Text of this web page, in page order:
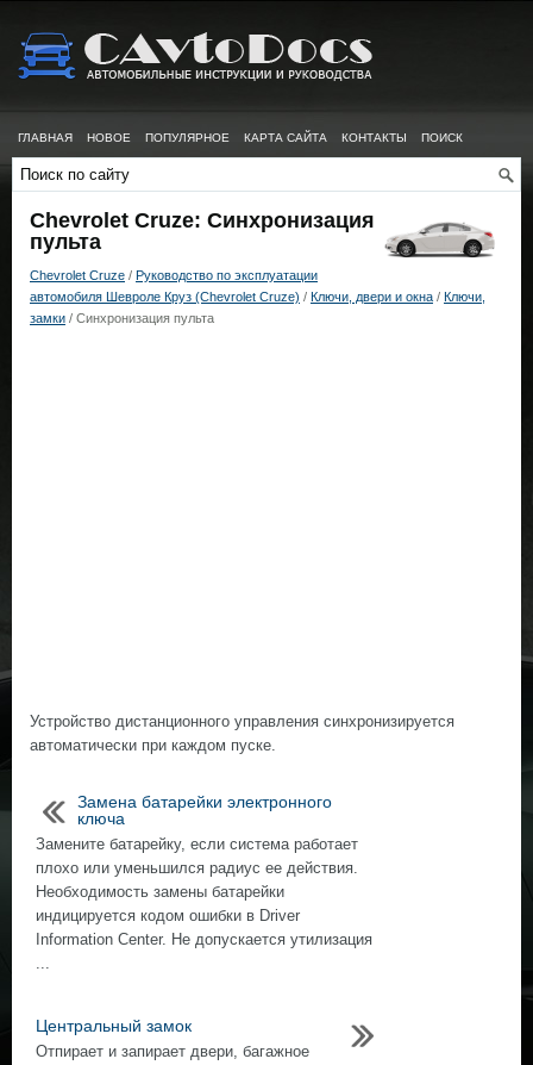
ГЛАВНАЯ НОВОЕ ПОПУЛЯРНОЕ КАРТА САЙТА КОНТАКТЫ ПОИСК
Chevrolet Cruze: Синхронизация
пульта
Chevrolet Cruze / Руководство по эксплуатации
автомобиля Шевроле Круз (Chevrolet Cruze) / Ключи, двери и окна / Ключи,
замки / Синхронизация пульта
Устройство дистанционного управления синхронизируется
автоматически при каждом пуске.
Замена батарейки электронного
ключа
Замените батарейку, если система работает
плохо или уменьшился радиус ee действия.
Необходимость замены батарейки
индицируется кодом ошибки в Driver
Information Center. Не допускается утилизация
...
Центральный замок
Отпирает и запирает двери, багажное